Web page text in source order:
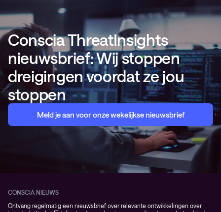
Conscia ThreatInsights
nieuwsbrief: Wij stoppen
dreigingen voordat ze jou
stoppen
Meld je aan voor onze wekelijkse nieuwsbrief
CONSCIA NIEUWS
Ontvang regelmatig een nieuwsbrief over relevante ontwikkelingen over